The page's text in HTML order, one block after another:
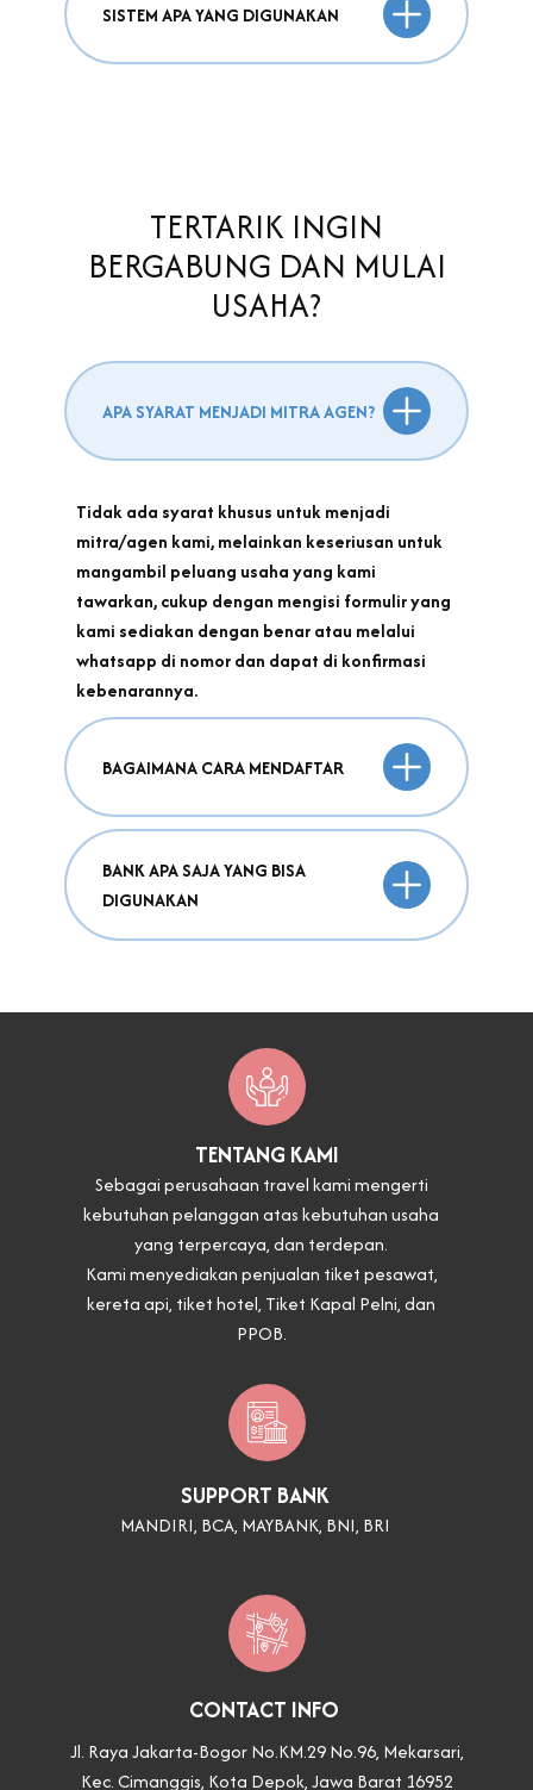
SISTEM APA YANG DIGUNAKAN
TERTARIK INGIN
BERGABUNG DAN MULAI
USAHA?
APA SYARAT MENJADI MITRA AGEN?
Tidak ada syarat khusus untuk menjadi
mitra/agen kami, melainkan keseriusan untuk
mangambil peluang usaha yang kami
tawarkan, cukup dengan mengisi formulir yang
kami sediakan dengan benar atau melalui
whatsapp di nomor dan dapat di konfirmasi
kebenarannya.
BAGAIMANA CARA MENDAFTAR
BANK APA SAJA YANG BISA
DIGUNAKAN
TENTANG KAMI
Sebagai perusahaan travel kami mengerti
kebutuhan pelanggan atas kebutuhan usaha
yang terpercaya, dan terdepan.
Kami menyediakan penjualan tiket pesawat,
kereta api, tiket hotel, Tiket Kapal Pelni, dan
PPOB.
SUPPORT BANK
MANDIRI, BCA, MAYBANK, BNI, BRI
CONTACT INFO
Jl. Raya Jakarta-Bogor No.KM.29 No.96, Mekarsari,
Kec. Cimanggis, Kota Depok, Jawa Barat 16952